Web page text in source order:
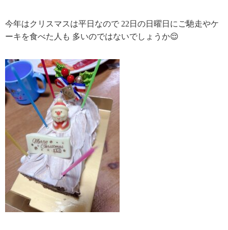
今年はクリスマスは平日なので 22日の日曜日にご馳走やケ
ーキを食べた人も 多いのではないでしょうか😌